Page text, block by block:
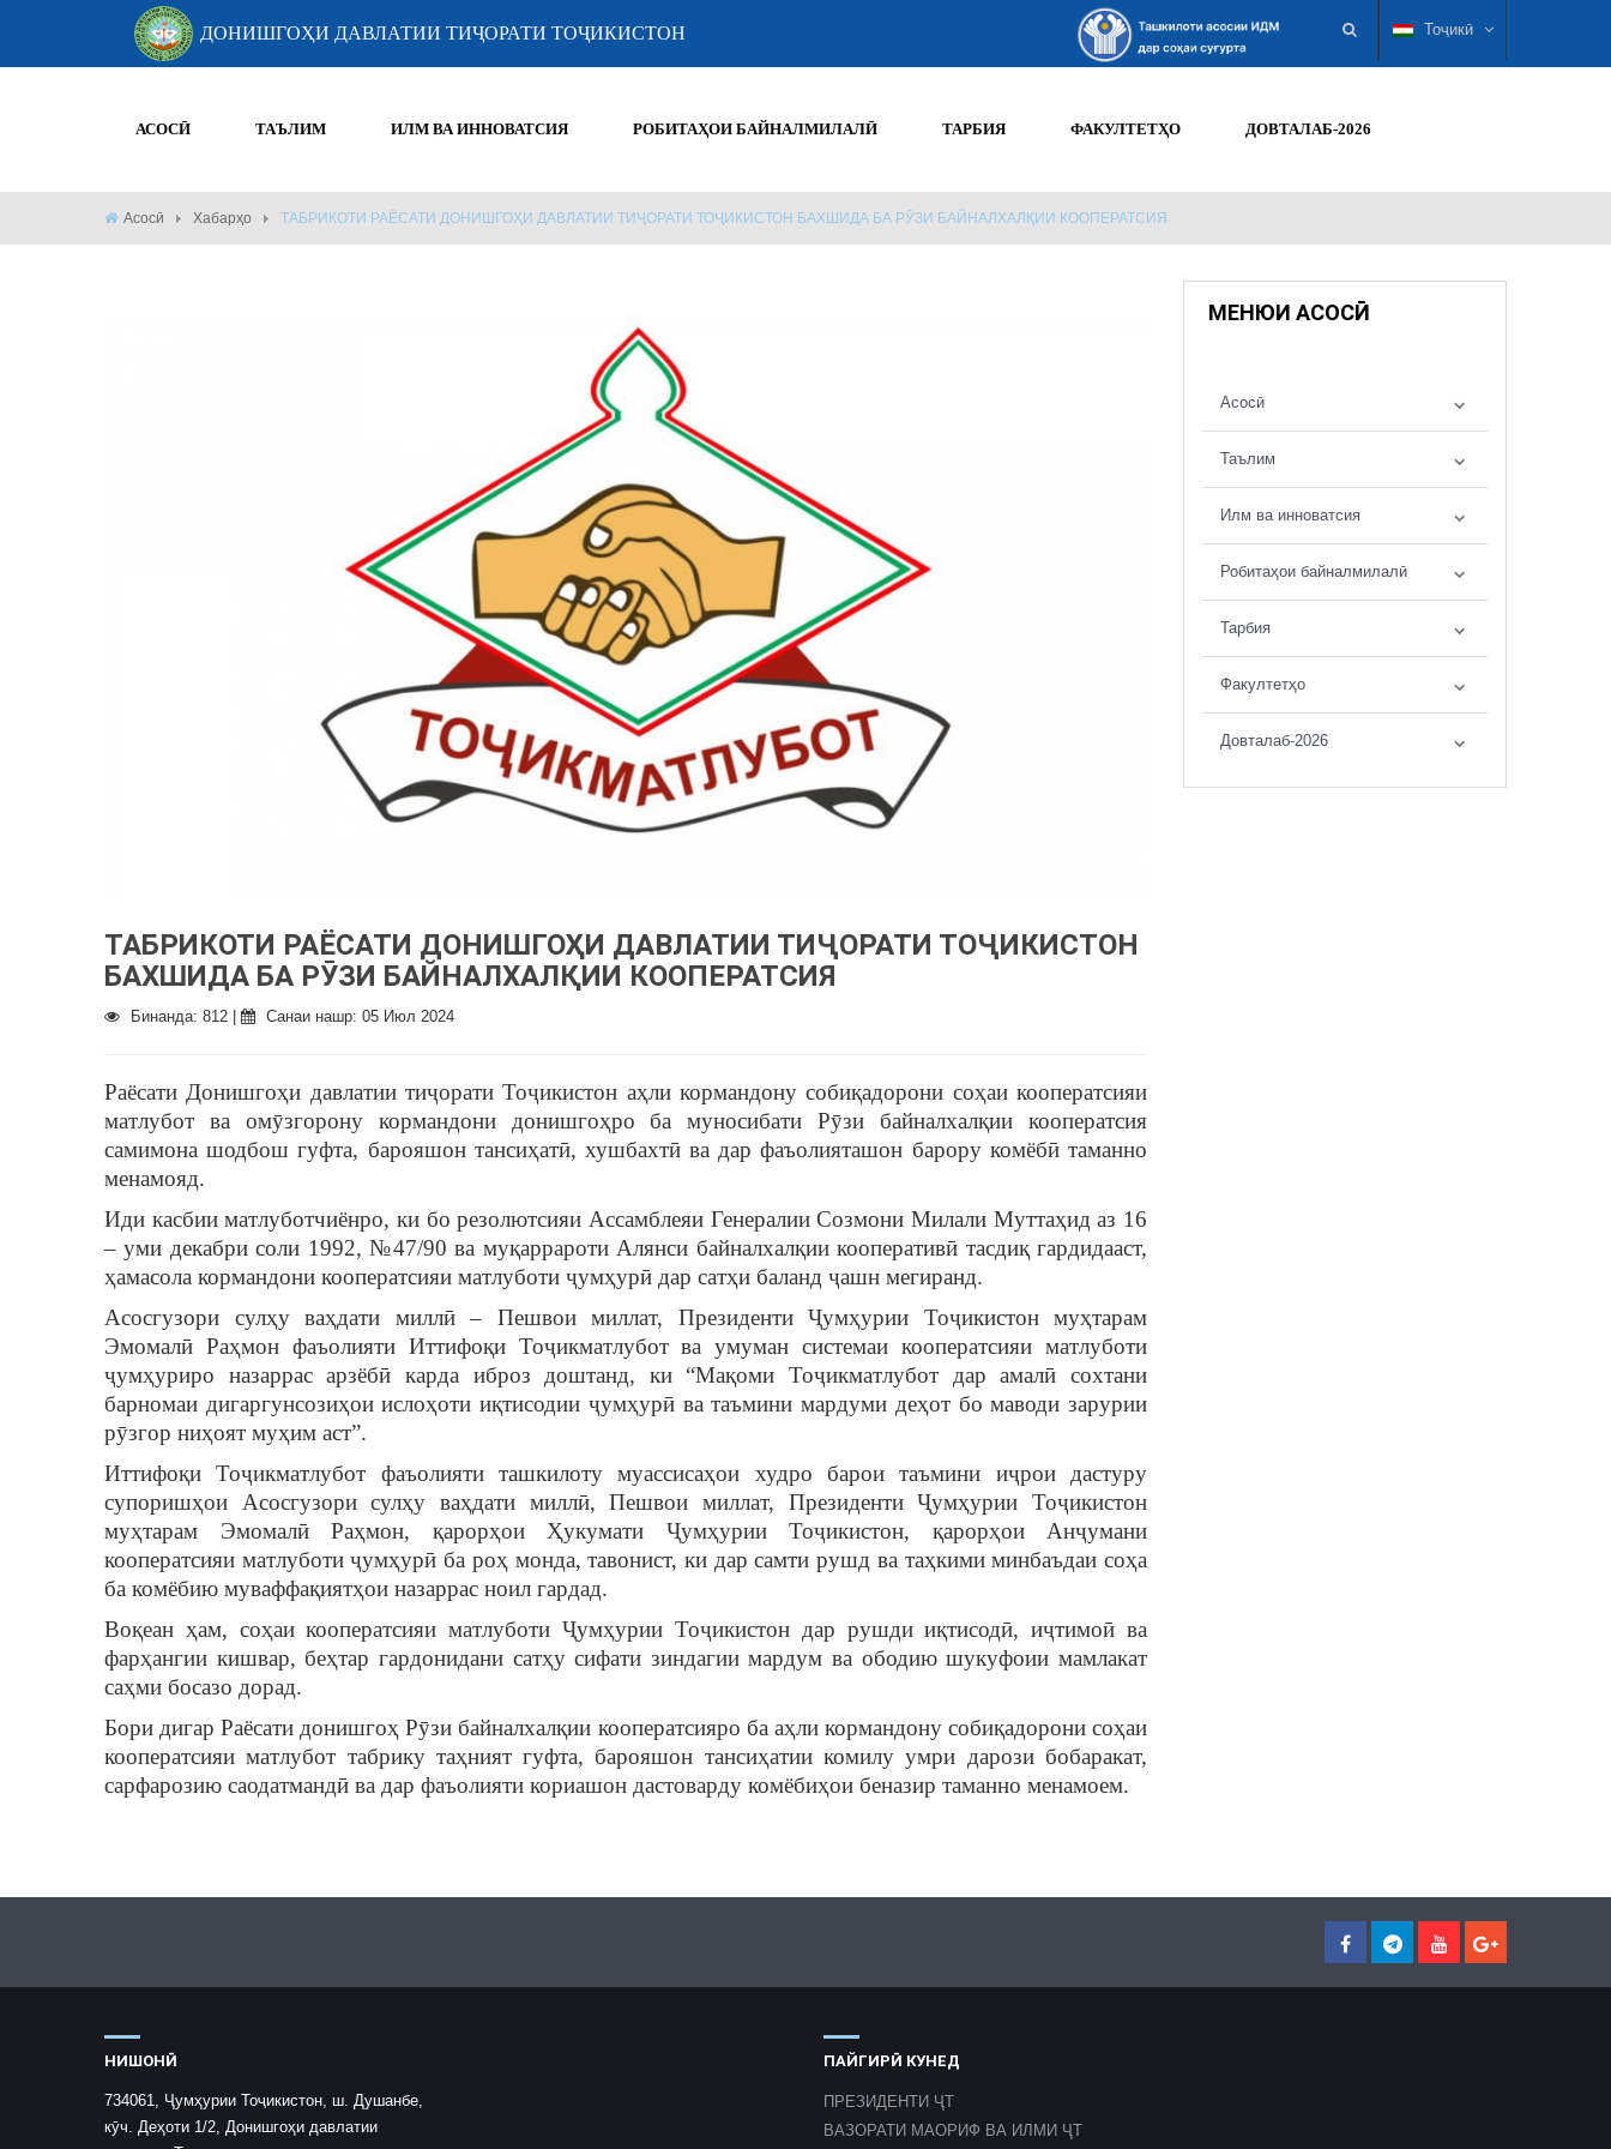
ДОНИШГОҲИ ДАВЛАТИИ ТИҶОРАТИ ТОҶИКИСТОН Тоҷикӣ
АСОСӢ ТАЪЛИМ ИЛМ ВА ИННОВАТСИЯ РОБИТАҲОИ БАЙНАЛМИЛАЛӢ ТАРБИЯ ФАКУЛТЕТҲО ДОВТАЛАБ-2026
Асосӣ Хабарҳо ТАБРИКОТИ РАЁСАТИ ДОНИШГОҲИ ДАВЛАТИИ ТИҶОРАТИ ТОҶИКИСТОН БАХШИДА БА РӮЗИ БАЙНАЛХАЛҚИИ КООПЕРАТСИЯ
ТАБРИКОТИ РАЁСАТИ ДОНИШГОҲИ ДАВЛАТИИ ТИҶОРАТИ ТОҶИКИСТОН
БАХШИДА БА РӮЗИ БАЙНАЛХАЛҚИИ КООПЕРАТСИЯ
Бинанда: 812 | Санаи нашр: 05 Июл 2024
Раёсати Донишгоҳи давлатии тиҷорати Тоҷикистон аҳли кормандону собиқадорони соҳаи кооператсияи
матлубот ва омӯзгорону кормандони донишгоҳро ба муносибати Рӯзи байналхалқии кооператсия
самимона шодбош гуфта, барояшон тансиҳатӣ, хушбахтӣ ва дар фаъолияташон барору комёбӣ таманно
менамояд.
Иди касбии матлуботчиёнро, ки бо резолютсияи Ассамблеяи Генералии Созмони Милали Муттаҳид аз 16
– уми декабри соли 1992, №47/90 ва муқаррароти Алянси байналхалқии кооперативӣ тасдиқ гардидааст,
ҳамасола кормандони кооператсияи матлуботи ҷумҳурӣ дар сатҳи баланд ҷашн мегиранд.
Асосгузори сулҳу ваҳдати миллӣ – Пешвои миллат, Президенти Ҷумҳурии Тоҷикистон муҳтарам
Эмомалӣ Раҳмон фаъолияти Иттифоқи Тоҷикматлубот ва умуман системаи кооператсияи матлуботи
ҷумҳуриро назаррас арзёбӣ карда иброз доштанд, ки “Мақоми Тоҷикматлубот дар амалӣ сохтани
барномаи дигаргунсозиҳои ислоҳоти иқтисодии ҷумҳурӣ ва таъмини мардуми деҳот бо маводи зарурии
рӯзгор ниҳоят муҳим аст”.
Иттифоқи Тоҷикматлубот фаъолияти ташкилоту муассисаҳои худро барои таъмини иҷрои дастуру
супоришҳои Асосгузори сулҳу ваҳдати миллӣ, Пешвои миллат, Президенти Ҷумҳурии Тоҷикистон
муҳтарам Эмомалӣ Раҳмон, қарорҳои Ҳукумати Ҷумҳурии Тоҷикистон, қарорҳои Анҷумани
кооператсияи матлуботи ҷумҳурӣ ба роҳ монда, тавонист, ки дар самти рушд ва таҳкими минбаъдаи соҳа
ба комёбию муваффақиятҳои назаррас ноил гардад.
Воқеан ҳам, соҳаи кооператсияи матлуботи Ҷумҳурии Тоҷикистон дар рушди иқтисодӣ, иҷтимоӣ ва
фарҳангии кишвар, беҳтар гардонидани сатҳу сифати зиндагии мардум ва ободию шукуфоии мамлакат
саҳми босазо дорад.
Бори дигар Раёсати донишгоҳ Рӯзи байналхалқии кооператсияро ба аҳли кормандону собиқадорони соҳаи
кооператсияи матлубот табрику таҳният гуфта, барояшон тансиҳатии комилу умри дарози бобаракат,
сарфарозию саодатмандӣ ва дар фаъолияти кориашон дастоварду комёбиҳои беназир таманно менамоем.
МЕНЮИ АСОСӢ
Асосӣ
Таълим
Илм ва инноватсия
Робитаҳои байналмилалӣ
Тарбия
Факултетҳо
Довталаб-2026
НИШОНӢ
734061, Ҷумҳурии Тоҷикистон, ш. Душанбе,
кӯч. Деҳоти 1/2, Донишгоҳи давлатии
ПАЙГИРӢ КУНЕД
ПРЕЗИДЕНТИ ҶТ
ВАЗОРАТИ МАОРИФ ВА ИЛМИ ҶТ